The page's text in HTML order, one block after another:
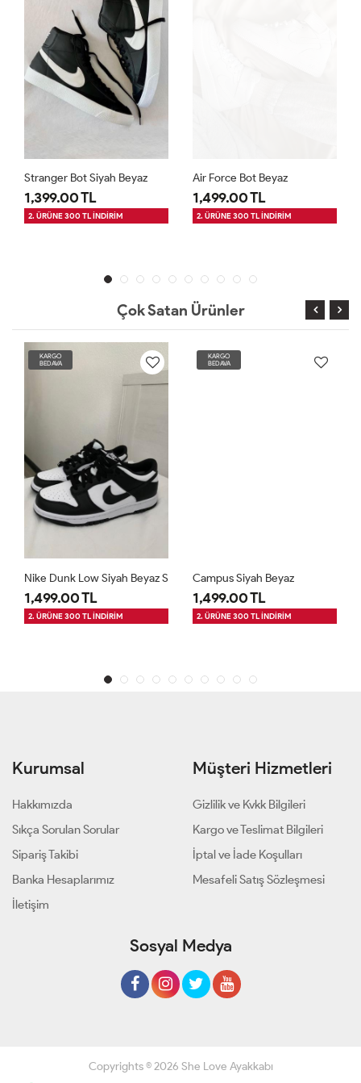
Stranger Bot Siyah Beyaz
1,399.00 TL
2. ÜRÜNE 300 TL İNDİRİM
Air Force Bot Beyaz
1,499.00 TL
2. ÜRÜNE 300 TL İNDİRİM
Çok Satan Ürünler
KARGO
BEDAVA
Nike Dunk Low Siyah Beyaz S
1,499.00 TL
2. ÜRÜNE 300 TL İNDİRİM
KARGO
BEDAVA
Campus Siyah Beyaz
1,499.00 TL
2. ÜRÜNE 300 TL İNDİRİM
Kurumsal
Hakkımızda
Sıkça Sorulan Sorular
Sipariş Takibi
Banka Hesaplarımız
İletişim
Müşteri Hizmetleri
Gizlilik ve Kvkk Bilgileri
Kargo ve Teslimat Bilgileri
İptal ve İade Koşulları
Mesafeli Satış Sözleşmesi
Sosyal Medya
Copyrights © 2026 She Love Ayakkabı